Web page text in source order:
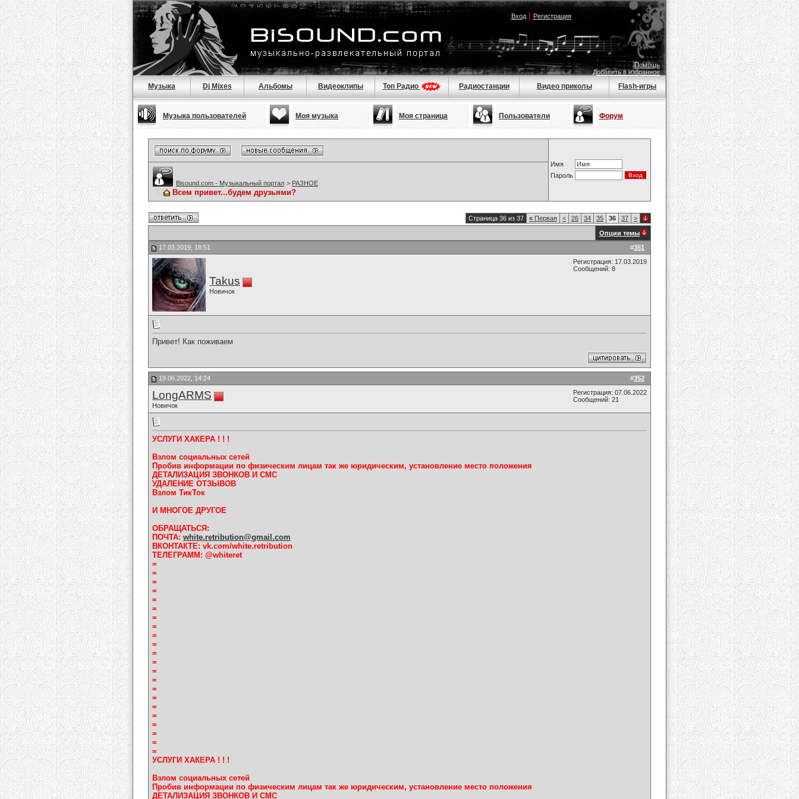
Вход| Регистрация
Помощь
Добавить в избранное
Музыка Dj Mixes Альбомы Видеоклипы Топ Радио Радиостанции Видео приколы Flash-игры
Музыка пользователей Моя музыка Моя страница Пользователи Форум
Имя
Пароль
Bisound.com - Музыкальный портал > РАЗНОЕ
Всем привет...будем друзьями?
Страница 36 из 37 « Первая < 26 34 35 36 37 >
Опции темы
#351
17.03.2019, 18:51
Takus
Новичок
Регистрация: 17.03.2019
Сообщений: 8
Привет! Как поживаем
#352
19.06.2022, 14:24
LongARMS
Новичок
Регистрация: 07.06.2022
Сообщений: 21
УСЛУГИ ХАКЕРА ! ! !
Взлом социальных сетей
Пробив информации по физическим лицам так же юридическим, установление место положения
ДЕТАЛИЗАЦИЯ ЗВОНКОВ И СМС
УДАЛЕНИЕ ОТЗЫВОВ
Взлом ТикТок
И МНОГОЕ ДРУГОЕ
ОБРАЩАТЬСЯ:
ПОЧТА: white.retribution@gmail.com
ВКОНТАКТЕ: vk.com/white.retribution
ТЕЛЕГРАММ: @whiteret
=
=
=
=
=
=
=
=
=
=
=
=
=
=
=
=
=
=
=
=
=
=
УСЛУГИ ХАКЕРА ! ! !
Взлом социальных сетей
Пробив информации по физическим лицам так же юридическим, установление место положения
ДЕТАЛИЗАЦИЯ ЗВОНКОВ И СМС